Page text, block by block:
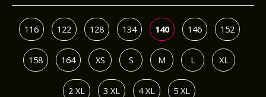
116 122 128 134 140 146 152
158 164 XS S M L XL
2 XL 3 XL 4 XL 5 XL